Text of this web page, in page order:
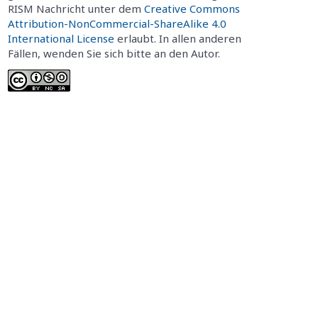
RISM Nachricht unter dem Creative Commons
Attribution-NonCommercial-ShareAlike 4.0
International License erlaubt. In allen anderen
Fällen, wenden Sie sich bitte an den Autor.